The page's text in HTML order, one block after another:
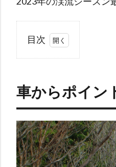
目次
ら
ン
ト
ま
で
車からポイン